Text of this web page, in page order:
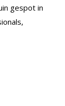
gespot in